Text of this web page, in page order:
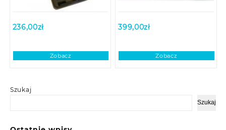
Szukaj
Szukaj
236,00zł
Zobacz
399,00zł
Zobacz